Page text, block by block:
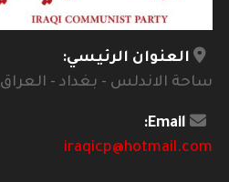
العنوان الرئيسي:
ساحة الاندلس - بغداد - العراق
Email:
iraqicp@hotmail.com